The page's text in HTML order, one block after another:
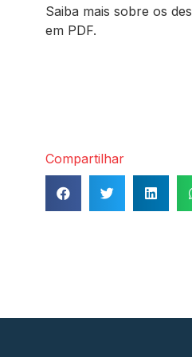
Saiba mais sobre os
em PDF.
Compartilhar